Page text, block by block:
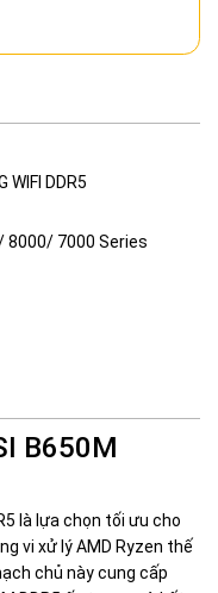
WIFI DDR5
8000/ 7000 Series
B650M
là lựa chọn tối ưu cho
vi xử lý AMD Ryzen thế
chủ này cung cấp